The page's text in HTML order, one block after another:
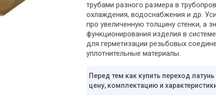
трубами разного размера в
охлаждения, водоснабжения и др.
про увеличенную толщину стенки, а
функционирования изделия в
для герметизации резьбовых
уплотнительные материалы.
Перед тем как купить переход
цену, комплектацию и